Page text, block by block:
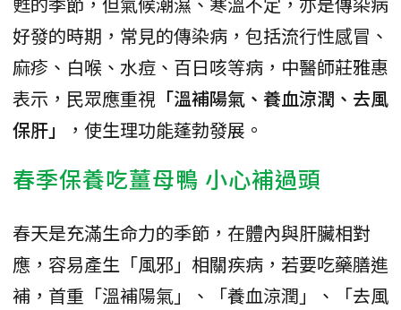
好發的時期，常見的傳染病，包括流行性感冒、
麻疹、白喉、水痘、百日咳等病，中醫師莊雅惠
表示，民眾應重視 「溫補陽氣、養血涼潤、去風
保肝」
，使生理功能蓬勃發展。
春季保養吃薑母鴨 小心補過頭
春天是充滿生命力的季節，在體內與肝臟相對
應，容易產生「風邪」相關疾病，若要吃藥膳進
補，首重「溫補陽氣」、「養血涼潤」、「去風